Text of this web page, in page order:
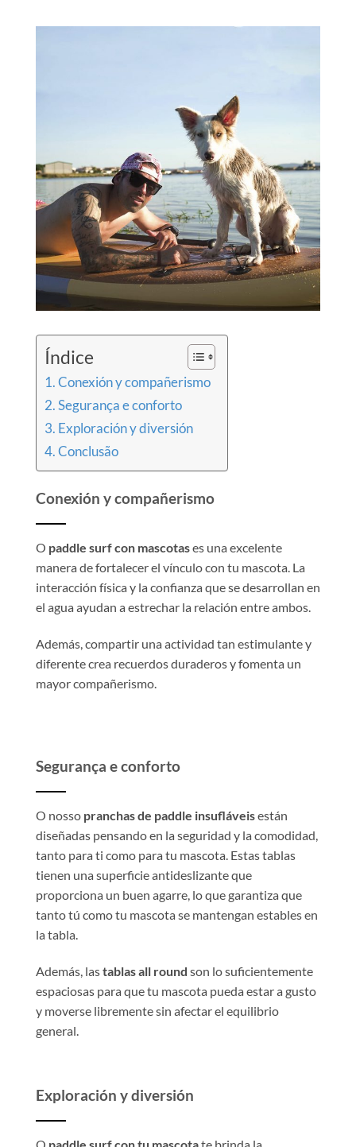
Índice
Conexión y compañerismo
Segurança e conforto
Exploración y diversión
Conclusão
Conexión y compañerismo
O paddle surf con mascotases una excelente
manera de fortalecer el vínculo con tu mascota. La
interacción física y la confianza que se desarrollan en
el agua ayudan a estrechar la relación entre ambos.
Además, compartir una actividad tan estimulante y
diferente crea recuerdos duraderos y fomenta un
mayor compañerismo.
Segurança e conforto
O nosso pranchas de paddle insufláveisestán
diseñadas pensando en la seguridad y la comodidad,
tanto para ti como para tu mascota. Estas tablas
tienen una superficie antideslizante que
proporciona un buen agarre, lo que garantiza que
tanto tú como tu mascota se mantengan estables en
la tabla.
Además, lastablas all round son lo suficientemente
espaciosas para que tu mascota pueda estar a gusto
y moverse libremente sin afectar el equilibrio
general.
Exploración y diversión